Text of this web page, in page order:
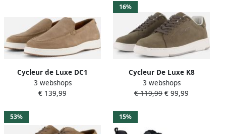
Cycleur de Luxe DC1
Instappers taupe Suède
3 webshops
€ 139,99
16%
Cycleur De Luxe K8
Sneakers groen Leer
3 webshops
€ 119,99 € 99,99
53% 15%